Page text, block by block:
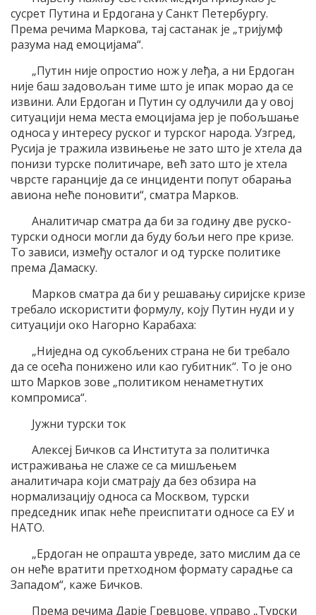
сусрет Путина и Ердогана у Санкт Петербургу.
Према речима Маркова, тај састанак је „тријумф
разума над емоцијама“.
„Путин није опростио нож у леђа, а ни Ердоган
није баш задовољан тиме што је ипак морао да се
извини. Али Ердоган и Путин су одлучили да у овој
ситуацији нема места емоцијама јер је побољшање
односа у интересу руског и турског народа. Узгред,
Русија је тражила извињење не зато што је хтела да
понизи турске политичаре, већ зато што је хтела
чврсте гаранције да се инциденти попут обарања
авиона неће поновити“, сматра Марков.
Аналитичар сматра да би за годину две руско-
турски односи могли да буду бољи него пре кризе.
То зависи, између осталог и од турске политике
према Дамаску.
Марков сматра да би у решавању сиријске кризе
требало искористити формулу, коју Путин нуди и у
ситуацији око Нагорно Карабаха:
„Ниједна од сукобљених страна не би требало
да се осећа понижено или као губитник“. То је оно
што Марков зове „политиком ненаметнутих
компромиса“.
Јужни турски ток
Алексеј Бичков са Института за политичка
истраживања не слаже се са мишљењем
аналитичара који сматрају да без обзира на
нормализацију односа са Москвом, турски
председник ипак неће преиспитати односе са ЕУ и
НАТО.
„Ердоган не опрашта увреде, зато мислим да се
он неће вратити претходном формату сарадње са
Западом“, каже Бичков.
Према речима Дарје Гревцове, управо „Турски